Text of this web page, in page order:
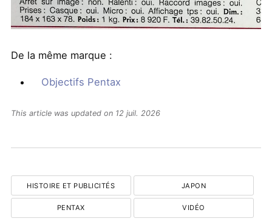
De la même marque :
Objectifs Pentax
This article was updated on 12 juil. 2026
HISTOIRE ET PUBLICITÉS JAPON
PENTAX VIDÉO